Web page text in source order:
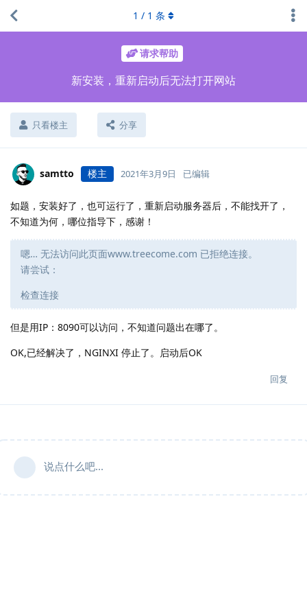
请求帮助
新安装，重新启动后无法打开网站
只看楼主 分享
1 / 1 条
samtto 楼主 2021年3月9日 已编辑
如题，安装好了，也可运行了，重新启动服务器后，不能找开了，
不知道为何，哪位指导下，感谢！
嗯… 无法访问此页面www.treecome.com 已拒绝连接。
请尝试：
检查连接
但是用IP：8090可以访问，不知道问题出在哪了。
OK,已经解决了，NGINXI 停止了。启动后OK
回复
说点什么吧...